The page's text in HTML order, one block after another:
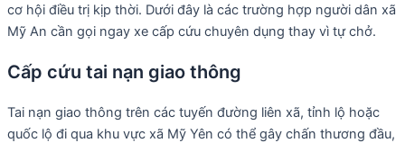
cơ hội điều trị kịp thời. Dưới đây là các trường hợp người dân xã
Mỹ An cần gọi ngay xe cấp cứu chuyên dụng thay vì tự chở.
Cấp cứu tai nạn giao thông
Tai nạn giao thông trên các tuyến đường liên xã, tỉnh lộ hoặc
quốc lộ đi qua khu vực xã Mỹ Yên có thể gây chấn thương đầu,